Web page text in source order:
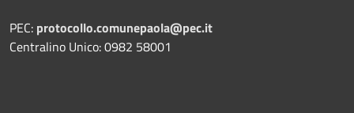
PEC: protocollo.comunepaola@pec.it
Centralino Unico: 0982 58001